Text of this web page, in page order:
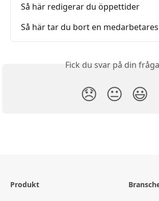
Så här redigerar du öppettider
Så här tar du bort en
Fick du svar på din
😞 😐 😃
Produkt